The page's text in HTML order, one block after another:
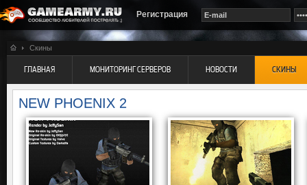
Регистрация
Скины
ГЛАВНАЯ МОНИТОРИНГ СЕРВЕРОВ НОВОСТИ СКИНЫ
NEW PHOENIX 2